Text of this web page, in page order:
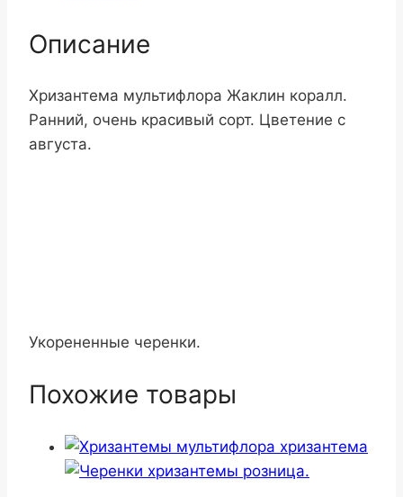
Описание
Хризантема мультифлора Жаклин коралл.
Ранний, очень красивый сорт. Цветение с
августа.
Укорененные черенки.
Похожие товары